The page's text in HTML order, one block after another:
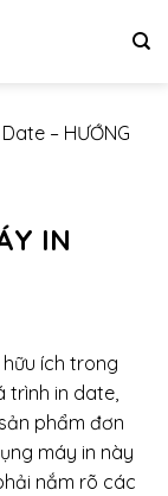
Date – HƯỚNG
IN
ích trong
trình in date,
phẩm đơn
máy in này
nắm rõ các